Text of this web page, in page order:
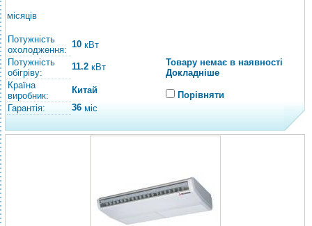
місяців
Потужність
охолодження:
10 кВт
Потужність
обігріву:
11.2 кВт
Країна
виробник:
Китай
Гарантія:
36 міс
Товару немає в наявності
Докладніше
Порівняти